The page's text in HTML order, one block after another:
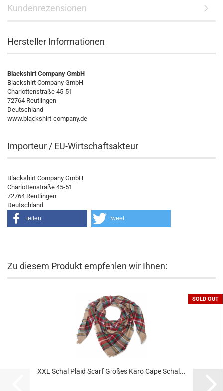
Kundenrezensionen
Hersteller Informationen
Blackshirt Company GmbH
Blackshirt Company GmbH
Charlottenstraße 45-51
72764 Reutlingen
Deutschland
www.blackshirt-company.de
Importeur / EU-Wirtschaftsakteur
Blackshirt Company GmbH
Charlottenstraße 45-51
72764 Reutlingen
Deutschland
teilen tweet
Zu diesem Produkt empfehlen wir Ihnen:
SOLD OUT
XXL Schal Plaid Scarf Großes Karo Cape Schal...